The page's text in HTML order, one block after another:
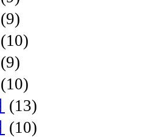
(9)
(10)
(9)
(10)
(13)
(10)